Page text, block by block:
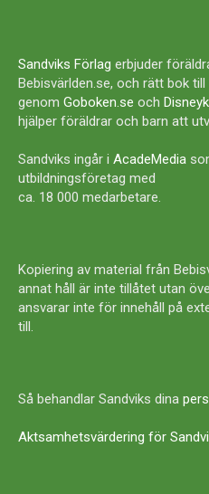
Sandviks Förlag erbjuder
Bebisvärlden.se, och rätt bok
genom Goboken.se och
hjälper föräldrar och barn att
Sandviks ingår i AcadeMedia
utbildningsföretag med
ca. 18 000 medarbetare.
Kopiering av material från
annat håll är inte tillåtet utan
ansvarar inte för innehåll på
till.
Så behandlar Sandviks dina
Aktsamhetsvärdering för